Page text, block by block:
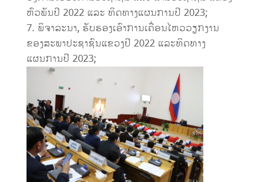
ຫົວພັນປີ 2022 ແລະ ທິດທາງແຜນການປີ 2023;
ພິຈາລະນາ, ຮັບຮອງເອົາການເຄື່ອນໄຫວວຽກງານ
ຂອງສະພາປະຊາຊົນແຂວງປີ 2022 ແລະທິດທາງ
ແຜນການປີ 2023;